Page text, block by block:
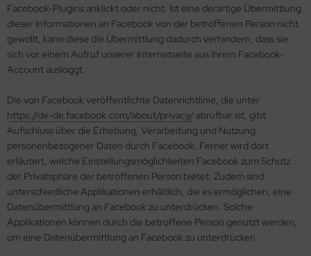
Facebook-Plugins anklickt oder nicht. Ist eine derartige Übermittlung
dieser Informationen an Facebook von der betroffenen Person nicht
gewollt, kann diese die Übermittlung dadurch verhindern, dass sie
sich vor einem Aufruf unserer Internetseite aus ihrem Facebook-
Account ausloggt.
Die von Facebook veröffentlichte Datenrichtlinie, die unter
https://de-de.facebook.com/about/privacy/ abrufbar ist, gibt
Aufschluss über die Erhebung, Verarbeitung und Nutzung
personenbezogener Daten durch Facebook. Ferner wird dort
erläutert, welche Einstellungsmöglichkeiten Facebook zum Schutz
der Privatsphäre der betroffenen Person bietet. Zudem sind
unterschiedliche Applikationen erhältlich, die es ermöglichen, eine
Datenübermittlung an Facebook zu unterdrücken. Solche
Applikationen können durch die betroffene Person genutzt werden,
um eine Datenübermittlung an Facebook zu unterdrücken.